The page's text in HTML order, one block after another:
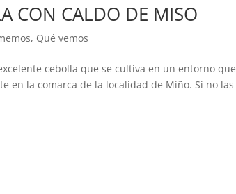
CON CALDO DE MISO
, Qué vemos
cebolla que se cultiva en un entorno que
en la comarca de la localidad de Miño. Si no las